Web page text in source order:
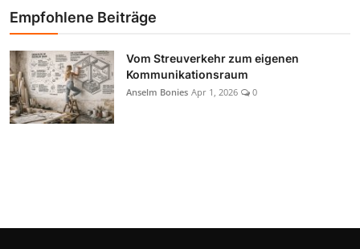
Empfohlene Beiträge
Vom Streuverkehr zum eigenen
Kommunikationsraum
Anselm Bonies Apr 1, 2026 0